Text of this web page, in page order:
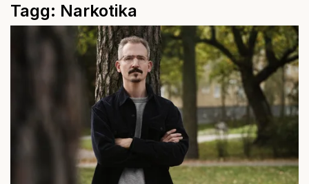
Tagg: Narkotika